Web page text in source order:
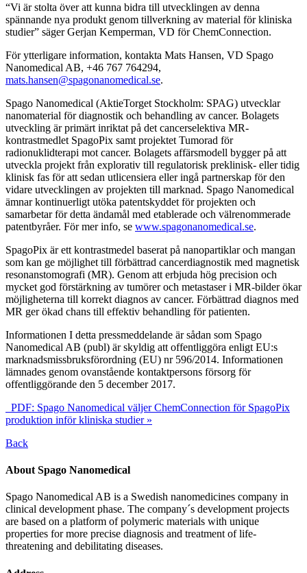
“Vi är stolta över att kunna bidra till utvecklingen av denna
spännande nya produkt genom tillverkning av material för kliniska
studier” säger Gerjan Kemperman, VD för ChemConnection.
För ytterligare information, kontakta Mats Hansen, VD Spago
Nanomedical AB, +46 767 764294,
mats.hansen@spagonanomedical.se.
Spago Nanomedical (AktieTorget Stockholm: SPAG) utvecklar
nanomaterial för diagnostik och behandling av cancer. Bolagets
utveckling är primärt inriktat på det cancerselektiva MR-
kontrastmedlet SpagoPix samt projektet Tumorad för
radionuklidterapi mot cancer. Bolagets affärsmodell bygger på att
utveckla projekt från explorativ till regulatorisk preklinisk- eller tidig
klinisk fas för att sedan utlicensiera eller ingå partnerskap för den
vidare utvecklingen av projekten till marknad. Spago Nanomedical
ämnar kontinuerligt utöka patentskyddet för projekten och
samarbetar för detta ändamål med etablerade och välrenommerade
patentbyråer. För mer info, se www.spagonanomedical.se.
SpagoPix är ett kontrastmedel baserat på nanopartiklar och mangan
som kan ge möjlighet till förbättrad cancerdiagnostik med magnetisk
resonanstomografi (MR). Genom att erbjuda hög precision och
mycket god förstärkning av tumörer och metastaser i MR-bilder ökar
möjligheterna till korrekt diagnos av cancer. Förbättrad diagnos med
MR ger ökad chans till effektiv behandling för patienten.
Informationen I detta pressmeddelande är sådan som Spago
Nanomedical AB (publ) är skyldig att offentliggöra enligt EU:s
marknadsmissbruksförordning (EU) nr 596/2014. Informationen
lämnades genom ovanstående kontaktpersons försorg för
offentliggörande den 5 december 2017.
PDF: Spago Nanomedical väljer ChemConnection för SpagoPix
produktion inför kliniska studier »
Back
About Spago Nanomedical
Spago Nanomedical AB is a Swedish nanomedicines company in
clinical development phase. The company´s development projects
are based on a platform of polymeric materials with unique
properties for more precise diagnosis and treatment of life-
threatening and debilitating diseases.